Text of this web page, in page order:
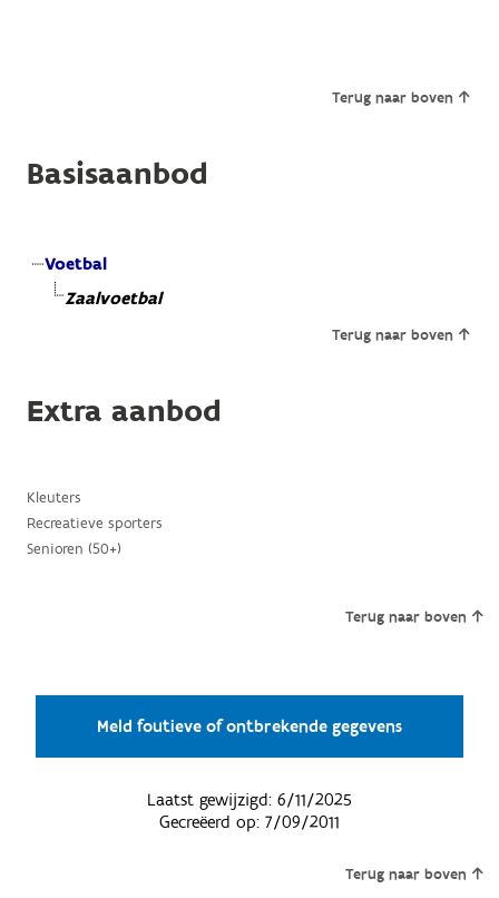
Terug naar boven
Basisaanbod
Voetbal
Zaalvoetbal
Terug naar boven
Extra aanbod
Kleuters
Recreatieve sporters
Senioren (50+)
Terug naar boven
Meld foutieve of ontbrekende gegevens
Laatst gewijzigd: 6/11/2025
Gecreëerd op: 7/09/2011
Terug naar boven